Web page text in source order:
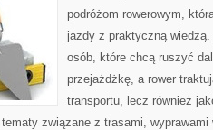
podróżom rowerowym,
jazdy z praktyczną
osób, które chcą ruszyć
przejażdżkę, a rower
transportu, lecz również
związane z trasami,